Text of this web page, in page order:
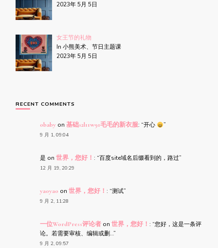
2023年 5月 5日
女王节的礼物
In 小熊美术、节日主题课
2023年 5月 5日
RECENT COMMENTS
obaby on 基础s2l11w91毛毛的新衣服: “开心 ”
9 月 1, 09:04
是 on 世界，您好！ : “百度site域名后缀看到的，路过”
12 月 19, 20:29
yaoyao on 世界，您好！ : “测试”
9 月 2, 11:28
一位WordPress评论者 on 世界，您好！ : “您好，这是一条评
论。若需要审核、编辑或删…”
9 月 2, 09:57